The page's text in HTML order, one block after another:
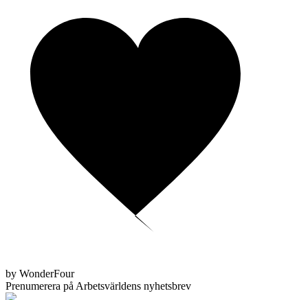
by WonderFour
Prenumerera på Arbetsvärldens nyhetsbrev